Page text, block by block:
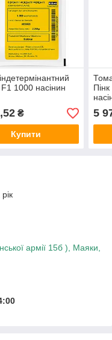
1000 насінин
₴
Купити
5
армії 15б ), Маяки,